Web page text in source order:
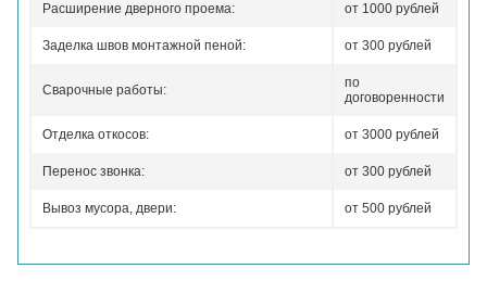
Расширение дверного проема: от 1000 рублей
Заделка швов монтажной пеной: от 300 рублей
Сварочные работы:
по
договоренности
Отделка откосов: от 3000 рублей
Перенос звонка: от 300 рублей
Вывоз мусора, двери: от 500 рублей